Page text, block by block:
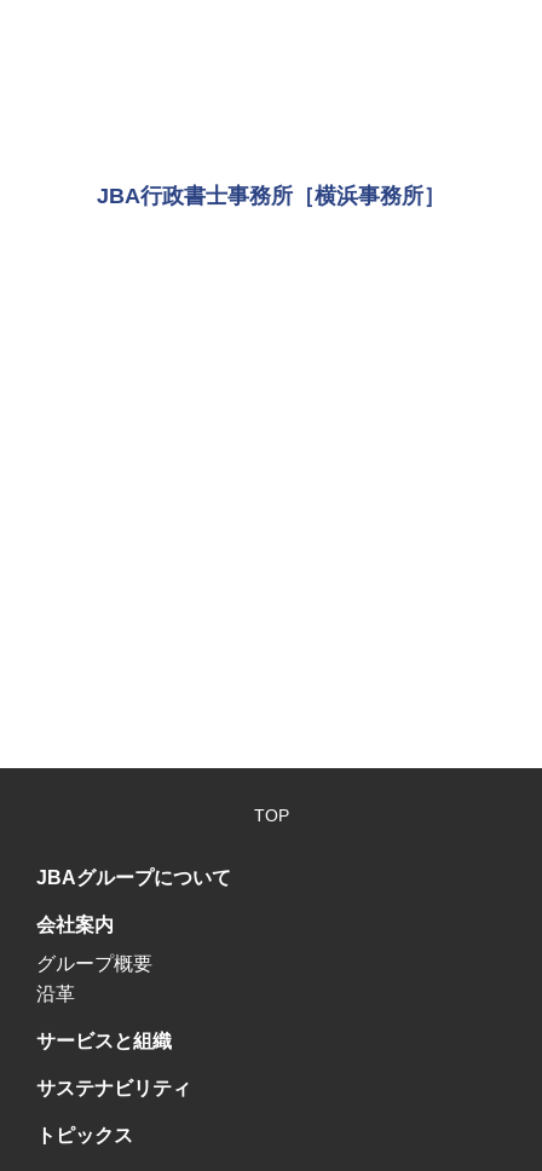
JBA行政書士事務所［横浜事務所］
TOP
JBAグループについて
会社案内
グループ概要
沿革
サービスと組織
サステナビリティ
トピックス